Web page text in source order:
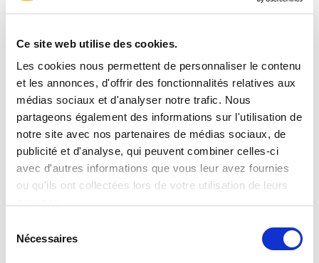
Ce site web utilise des cookies.
Les cookies nous permettent de personnaliser le contenu
et les annonces, d'offrir des fonctionnalités relatives aux
médias sociaux et d'analyser notre trafic. Nous
partageons également des informations sur l'utilisation de
notre site avec nos partenaires de médias sociaux, de
publicité et d'analyse, qui peuvent combiner celles-ci
avec d'autres informations que vous leur avez fournies
ou qu'ils ont collectées lors de votre utilisation de leurs
Nécessaires
Kit Inverseur 175B Lyres élastomère